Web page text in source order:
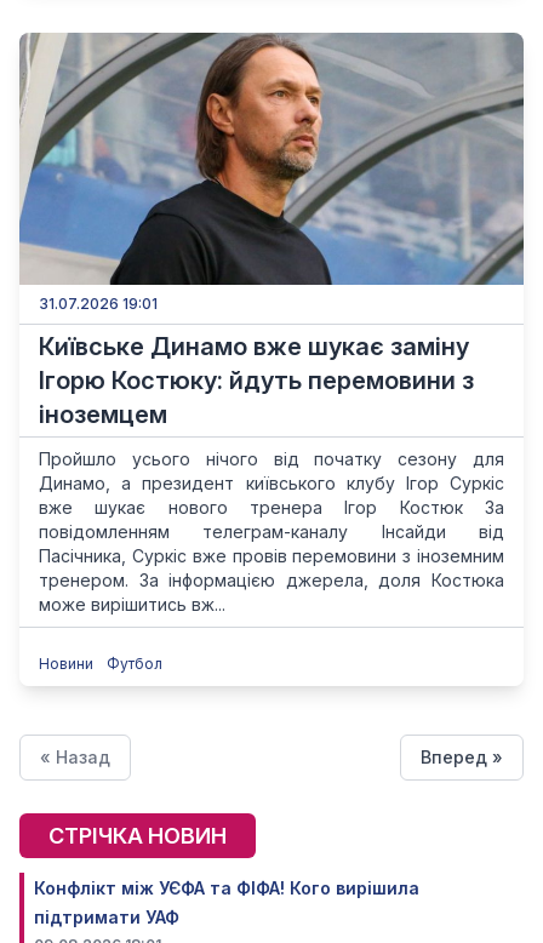
31.07.2026 19:01
Київське Динамо вже шукає заміну
Ігорю Костюку: йдуть перемовини з
іноземцем
Пройшло усього нічого від початку сезону для
Динамо, а президент київського клубу Ігор Суркіс
вже шукає нового тренера Ігор Костюк За
повідомленням телеграм-каналу Інсайди від
Пасічника, Суркіс вже провів перемовини з іноземним
тренером. За інформацією джерела, доля Костюка
може вирішитись вж...
Новини Футбол
« Назад Вперед »
СТРІЧКА НОВИН
Конфлікт між УЄФА та ФІФА! Кого вирішила
підтримати УАФ